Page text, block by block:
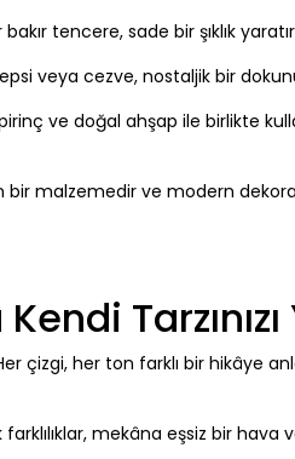
tencere, sade bir şıklık
veya cezve, nostaljik bir
ve doğal ahşap ile birlikte
bir malzemedir ve modern
çizgi, her ton farklı bir hikâye
mekâna eşsiz bir hava